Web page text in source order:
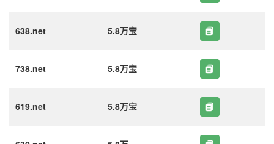
638.net 5.8万宝
738.net 5.8万宝
619.net 5.8万宝